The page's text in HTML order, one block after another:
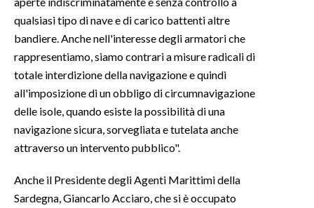
qualsiasi tipo di nave e di carico battenti altre
bandiere. Anche nell'interesse degli armatori che
rappresentiamo, siamo contrari a misure radicali di
totale interdizione della navigazione e quindi
all'imposizione di un obbligo di circumnavigazione
delle isole, quando esiste la possibilità di una
navigazione sicura, sorvegliata e tutelata anche
attraverso un intervento pubblico".
Anche il Presidente degli Agenti Marittimi della
Sardegna, Giancarlo Acciaro, che si è occupato